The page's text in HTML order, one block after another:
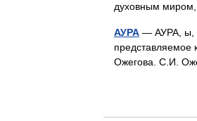
духовным
АУРА — АУРА, ы,
представляемое
Ожегова. С.И.